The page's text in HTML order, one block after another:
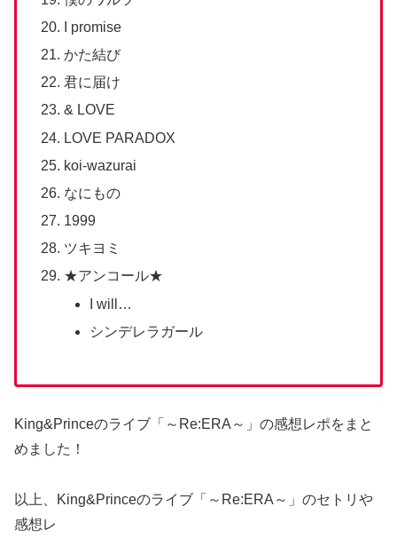
I promise
かた結び
君に届け
& LOVE
LOVE PARADOX
koi-wazurai
なにもの
1999
ツキヨミ
★アンコール★
I will…
シンデレラガール
King&Princeのライブ「～Re:ERA～」の感想レポをまと
めました！
以上、King&Princeのライブ「～Re:ERA～」のセトリや
感想レ